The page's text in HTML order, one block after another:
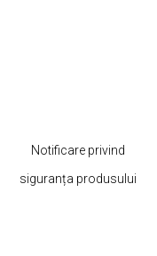
Notificare privind
siguranța produsului